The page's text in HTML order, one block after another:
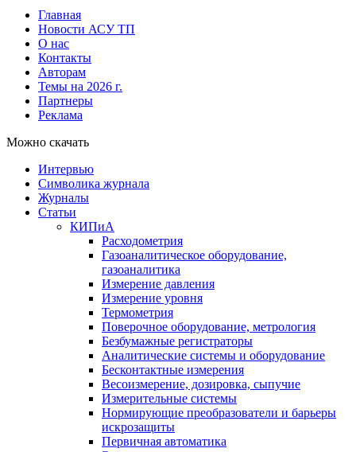
Главная
Новости АСУ ТП
О нас
Контакты
Авторам
Темы на 2026 г.
Партнеры
Реклама
Можно скачать
Интервью
Символика журнала
Журналы
Статьи
КИПиА
Расходометрия
Газоаналитическое оборудование,
газоаналитика
Измерение давления
Измерение уровня
Термометрия
Поверочное оборудование, метрология
Безбумажные регистраторы
Аналитические системы и оборудование
Бесконтактные измерения
Весоизмерение, дозировка, сыпучие
Измерительные системы
Нормирующие преобразователи и барьеры
искрозащиты
Первичная автоматика